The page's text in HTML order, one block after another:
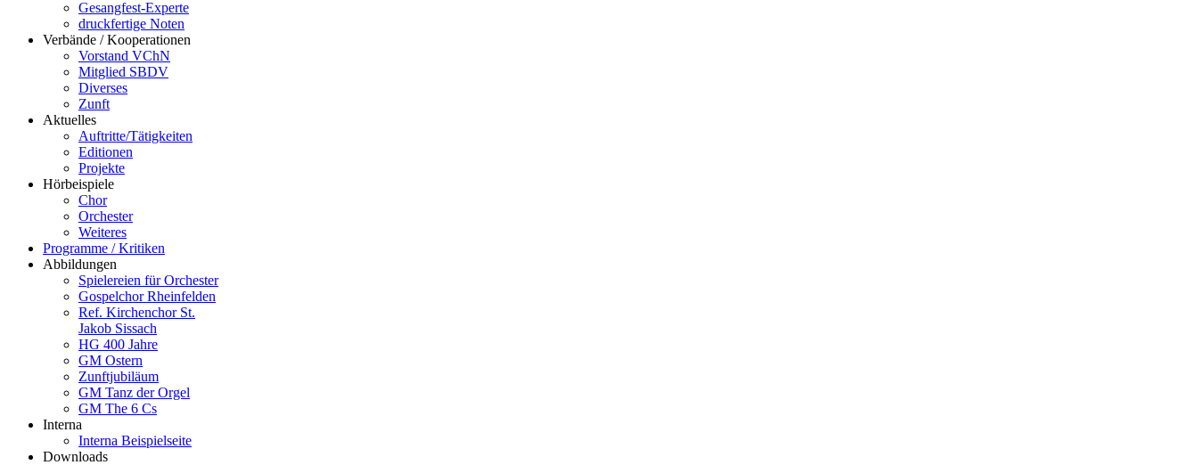
Gesangfest-Experte
druckfertige Noten
Verbände / Kooperationen
Vorstand VChN
Mitglied SBDV
Diverses
Zunft
Aktuelles
Auftritte/Tätigkeiten
Editionen
Projekte
Hörbeispiele
Chor
Orchester
Weiteres
Programme / Kritiken
Abbildungen
Spielereien für Orchester
Gospelchor Rheinfelden
Ref. Kirchenchor St.
Jakob Sissach
HG 400 Jahre
GM Ostern
Zunftjubiläum
GM Tanz der Orgel
GM The 6 Cs
Interna
Interna Beispielseite
Downloads